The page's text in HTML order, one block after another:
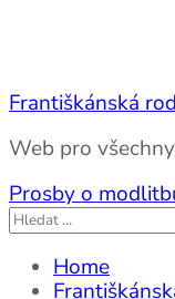
Františkánská
Web pro
Prosby o
Vyhledávání
Home